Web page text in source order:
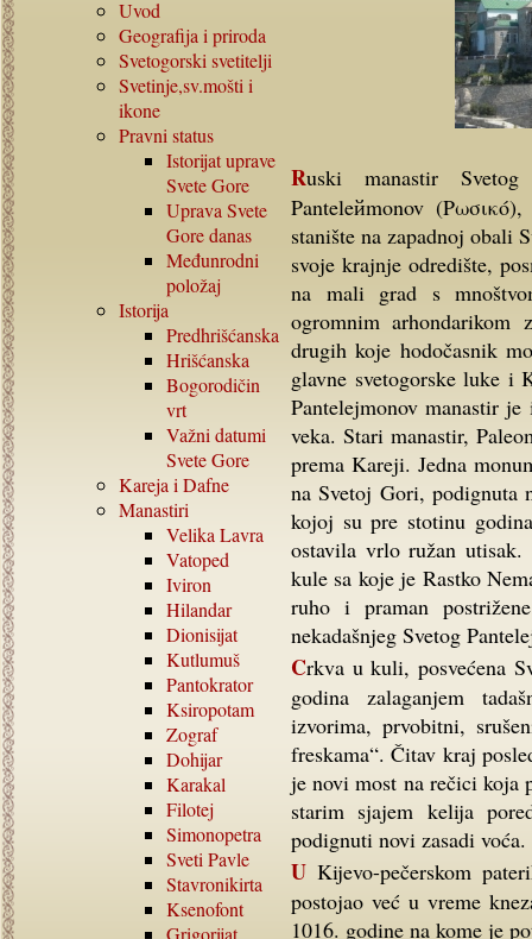
Uvod
Geografija i priroda
Svetogorski svetitelji
Svetinje,sv.mošti i
ikone
Pravni status
Istorijat uprave
Svete Gore
Uprava Svete
Gore danas
Međunrodni
položaj
Istorija
Predhrišćanska
Hrišćanska
Bogorodičin
vrt
Važni datumi
Svete Gore
Kareja i Dafne
Manastiri
Velika Lavra
Vatoped
Iviron
Hilandar
Dionisijat
Kutlumuš
Pantokrator
Ksiropotam
Zograf
Dohijar
Karakal
Filotej
Simonopetra
Sveti Pavle
Stavronikirta
Ksenofont
Grigorijat
Ruski manastir Svetog Pantelejmona - Αγίου Παντελεήμονος –
Panteleйmonov
stanište na zapadnoj obali
svoje krajnje odredište,
na mali grad s
ogromnim
drugih koje hodočasnik
glavne svetogorske luke i
Pantelejmonov manastir
veka. Stari manastir,
prema Kareji. Jedna
na Svetoj Gori, podignuta
kojoj su pre stotinu
ostavila vrlo ružan
kule sa koje je Rastko
ruho i praman
nekadašnjeg Svetog
Crkva u kuli, posvećena Svetom Savi Srpskom, obnovljena je pre dvadesetak
godina zalaganjem
izvorima, prvobitni,
freskama“. Čitav kraj
je novi most na rečici koja
starim sjajem kelija
podignuti novi zasadi voća.
U Kijevo-pečerskom pateriku je zabeleženo da je ruski manastir na Atosu
postojao već u vreme
1016. godine na kome je